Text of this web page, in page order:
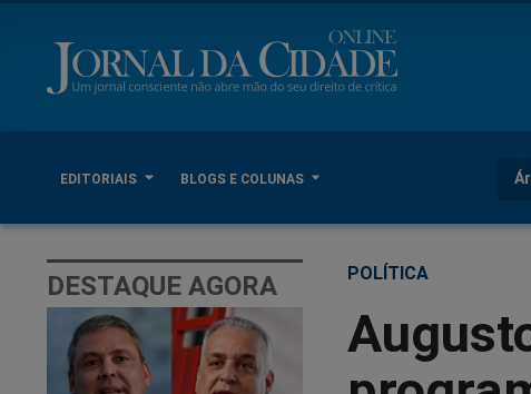
EDITORIAIS BLOGS E COLUNAS
DESTAQUE AGORA POLÍTICA